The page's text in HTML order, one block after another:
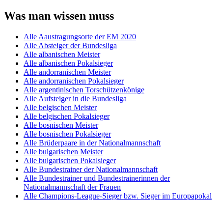
Was man wissen muss
Alle Aaustragungsorte der EM 2020
Alle Absteiger der Bundesliga
Alle albanischen Meister
Alle albanischen Pokalsieger
Alle andorranischen Meister
Alle andorranischen Pokalsieger
Alle argentinischen Torschützenkönige
Alle Aufsteiger in die Bundesliga
Alle belgischen Meister
Alle belgischen Pokalsieger
Alle bosnischen Meister
Alle bosnischen Pokalsieger
Alle Brüderpaare in der Nationalmannschaft
Alle bulgarischen Meister
Alle bulgarischen Pokalsieger
Alle Bundestrainer der Nationalmannschaft
Alle Bundestrainer und Bundestrainerinnen der
Nationalmannschaft der Frauen
Alle Champions-League-Sieger bzw. Sieger im Europapokal